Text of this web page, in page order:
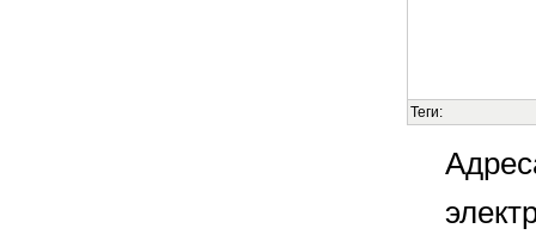
Теги: